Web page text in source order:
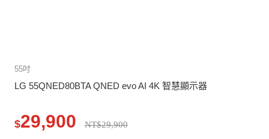
55吋
LG 55QNED80BTA QNED evo AI 4K 智慧顯示器
$29,900 NT$29,900